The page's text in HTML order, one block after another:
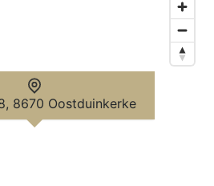
8670 Oostduinkerke